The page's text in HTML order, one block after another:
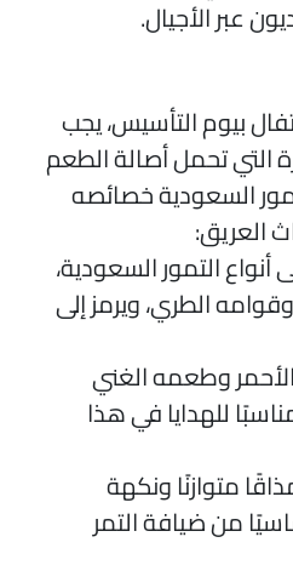
عبر الأجيال.
بيوم التأسيس، يجب
التي تحمل أصالة الطعم
السعودية خصائصه
التمور السعودية،
الطري، ويرمز إلى
وطعمه الغني
للهدايا في هذا
متوازنًا ونكهة
من ضيافة التمر